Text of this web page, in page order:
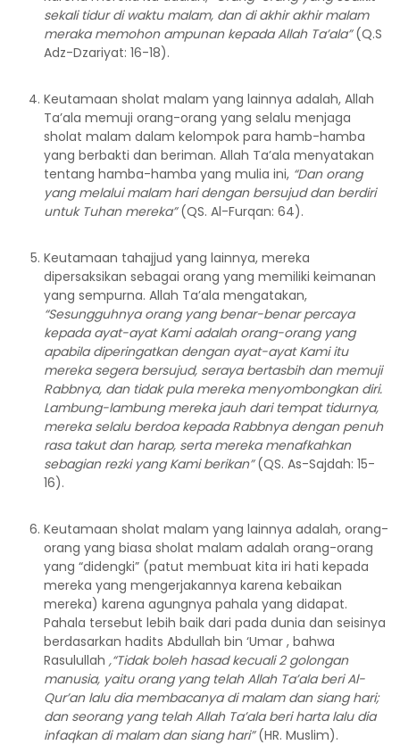
sekali tidur di waktu malam, dan di akhir akhir malam
meraka memohon ampunan kepada Allah Ta’ala”(Q.S
Adz-Dzariyat: 16-18).
Keutamaan sholat malam yang lainnya adalah, Allah
Ta’ala memuji orang-orang yang selalu menjaga
sholat malam dalam kelompok para hamb-hamba
yang berbakti dan beriman. Allah Ta’ala menyatakan
tentang hamba-hamba yang mulia ini, “Dan orang
yang melalui malam hari dengan bersujud dan berdiri
untuk Tuhan mereka”(QS. Al-Furqan: 64).
Keutamaan tahajjud yang lainnya, mereka
dipersaksikan sebagai orang yang memiliki keimanan
yang sempurna. Allah Ta’ala mengatakan,
“Sesungguhnya orang yang benar-benar percaya
kepada ayat-ayat Kami adalah orang-orang yang
apabila diperingatkan dengan ayat-ayat Kami itu
mereka segera bersujud, seraya bertasbih dan memuji
Rabbnya, dan tidak pula mereka menyombongkan diri.
Lambung-lambung mereka jauh dari tempat tidurnya,
mereka selalu berdoa kepada Rabbnya dengan penuh
rasa takut dan harap, serta mereka menafkahkan
sebagian rezki yang Kami berikan”(QS. As-Sajdah: 15-
16).
Keutamaan sholat malam yang lainnya adalah, orang-
orang yang biasa sholat malam adalah orang-orang
yang “didengki” (patut membuat kita iri hati kepada
mereka yang mengerjakannya karena kebaikan
mereka) karena agungnya pahala yang didapat.
Pahala tersebut lebih baik dari pada dunia dan seisinya
berdasarkan hadits Abdullah bin ‘Umar , bahwa
Rasulullah ,“Tidak boleh hasad kecuali 2 golongan
manusia, yaitu orang yang telah Allah Ta’ala beri Al-
Qur’an lalu dia membacanya di malam dan siang hari;
dan seorang yang telah Allah Ta’ala beri harta lalu dia
infaqkan di malam dan siang hari”(HR. Muslim).